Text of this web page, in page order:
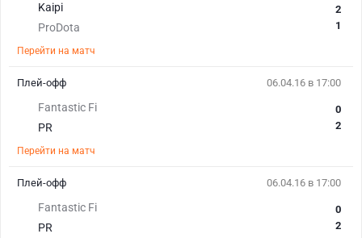
Kaipi
ProDota
2
1
Перейти на матч
06.04.16 в 17:00
Fantastic Fi
PR
0
2
Перейти на матч
Плей-офф
06.04.16 в 17:00
Fantastic Fi
PR
0
2
Плей-офф